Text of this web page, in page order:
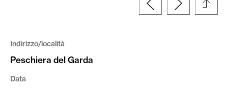
Indirizzo/località
Peschiera del Garda
Data